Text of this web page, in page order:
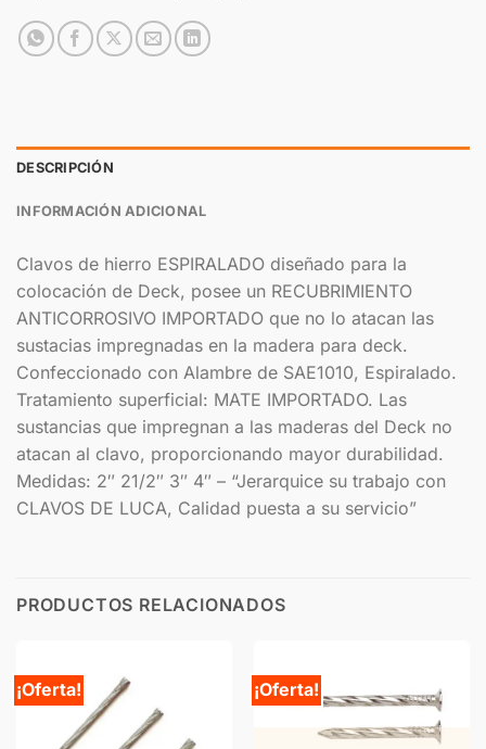
DESCRIPCIÓN
INFORMACIÓN ADICIONAL
Clavos de hierro ESPIRALADO diseñado para la
colocación de Deck, posee un RECUBRIMIENTO
ANTICORROSIVO IMPORTADO que no lo atacan las
sustacias impregnadas en la madera para deck.
Confeccionado con Alambre de SAE1010, Espiralado.
Tratamiento superficial: MATE IMPORTADO. Las
sustancias que impregnan a las maderas del Deck no
atacan al clavo, proporcionando mayor durabilidad.
Medidas: 2″ 21/2″ 3″ 4″ – “Jerarquice su trabajo con
CLAVOS DE LUCA, Calidad puesta a su servicio”
PRODUCTOS RELACIONADOS
¡Oferta! ¡Oferta!